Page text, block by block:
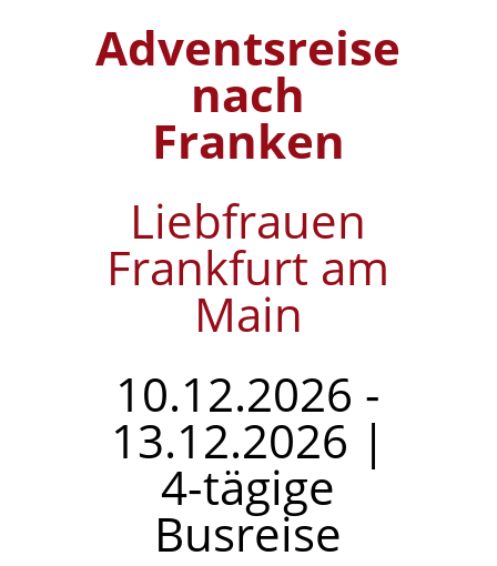
Adventsreise
nach
Franken
Liebfrauen
Frankfurt am
Main
10.12.2026 -
13.12.2026 |
4-tägige
Busreise